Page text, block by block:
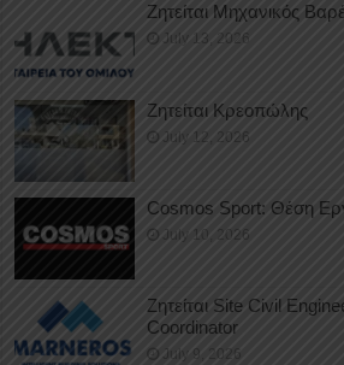
Ζητείται Μηχανικός
July 13, 2026
Ζητείται Κρεοπώλης
July 12, 2026
Cosmos Sport: Θέση
July 10, 2026
Ζητείται Site Civil
Coordinator
July 9, 2026